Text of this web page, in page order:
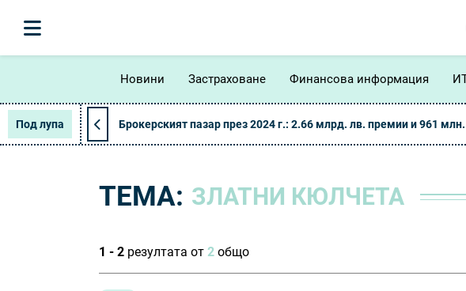
Новини Застраховане Финансова информация
Под лупа Брокерският пазар през 2024 г.: 2.66 млрд. лв. премии и 961
ТЕМА: ЗЛАТНИ КЮЛЧЕТА
1 - 2 резултата от 2 общо